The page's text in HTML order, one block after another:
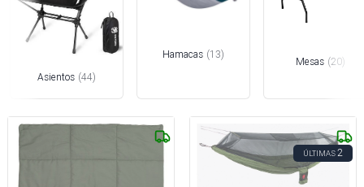
Asientos (44)
Hamacas (13)
Mesas (20)
ÚLTIMAS2